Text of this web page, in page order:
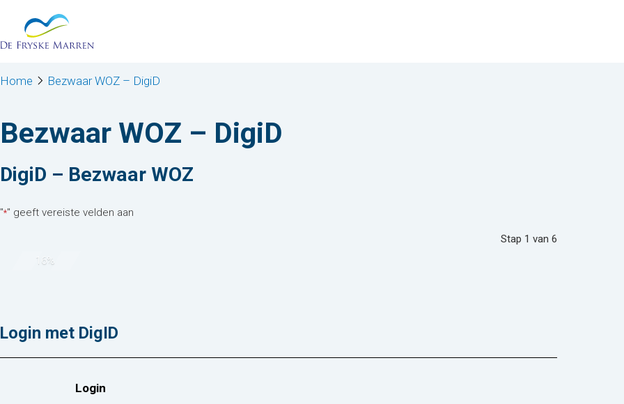
Ga naar de inhoud
Home Bezwaar WOZ – DigiD
Bezwaar WOZ – DigiD
DigiD – Bezwaar WOZ
"*" geeft vereiste velden aan
Stap 1 van 6
16%
Login met DigID
Login
van